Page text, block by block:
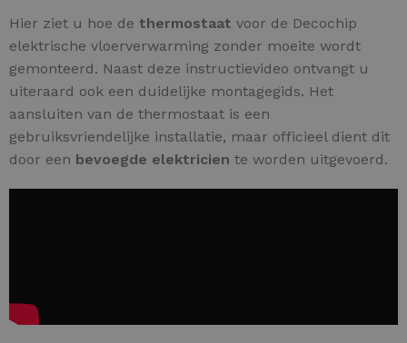
Hier ziet u hoe de thermostaat voor de Decochip
elektrische vloerverwarming zonder moeite wordt
gemonteerd. Naast deze instructievideo ontvangt u
uiteraard ook een duidelijke montagegids. Het
aansluiten van de thermostaat is een
gebruiksvriendelijke installatie, maar officieel dient dit
door een bevoegde elektricien te worden uitgevoerd.